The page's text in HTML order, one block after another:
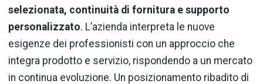
selezionata, continuità di fornitura e supporto
personalizzato. L’azienda interpreta le nuove
esigenze dei professionisti con un approccio che
integra prodotto e servizio, rispondendo a un mercato
in continua evoluzione. Un posizionamento ribadito di